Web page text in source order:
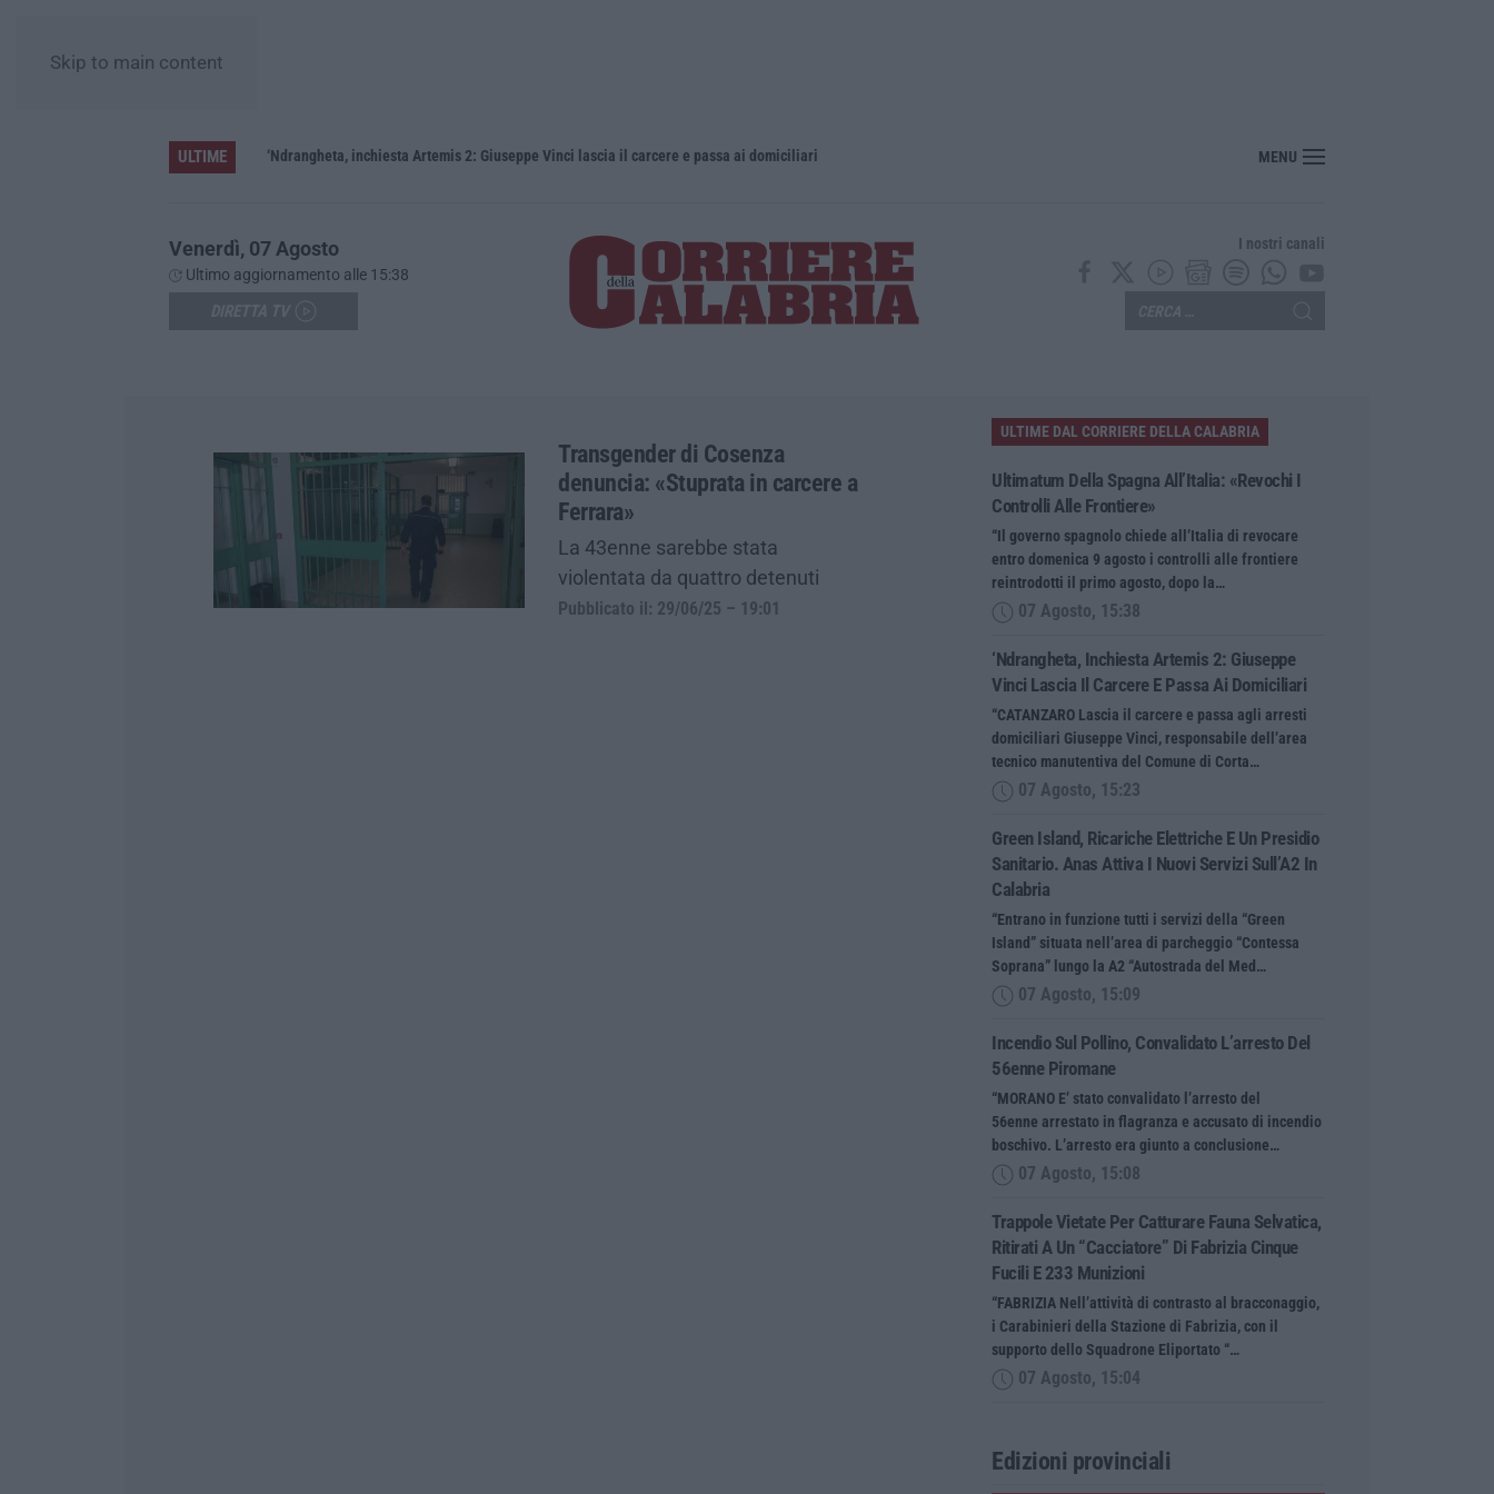
Skip to main content
ULTIME ‘Ndrangheta, inchiesta Artemis 2: Giuseppe Vinci lascia il carcere e passa ai domiciliari MENU
Venerdì, 07 Agosto
Ultimo aggiornamento alle 15:38
I nostri canali
Transgender di Cosenza
denuncia: «Stuprata in carcere a
Ferrara»
La 43enne sarebbe stata
violentata da quattro detenuti
Pubblicato il: 29/06/25 – 19:01
ULTIME DAL CORRIERE DELLA CALABRIA
Ultimatum Della Spagna All’Italia: «Revochi I
Controlli Alle Frontiere»
“Il governo spagnolo chiede all’Italia di revocare
entro domenica 9 agosto i controlli alle frontiere
reintrodotti il primo agosto, dopo la…
07 Agosto, 15:38
‘Ndrangheta, Inchiesta Artemis 2: Giuseppe
Vinci Lascia Il Carcere E Passa Ai Domiciliari
“CATANZARO Lascia il carcere e passa agli arresti
domiciliari Giuseppe Vinci, responsabile dell’area
tecnico manutentiva del Comune di Corta…
07 Agosto, 15:23
Green Island, Ricariche Elettriche E Un Presidio
Sanitario. Anas Attiva I Nuovi Servizi Sull’A2 In
Calabria
“Entrano in funzione tutti i servizi della “Green
Island” situata nell’area di parcheggio “Contessa
Soprana” lungo la A2 “Autostrada del Med…
07 Agosto, 15:09
Incendio Sul Pollino, Convalidato L’arresto Del
56enne Piromane
“MORANO E’ stato convalidato l’arresto del
56enne arrestato in flagranza e accusato di incendio
boschivo. L’arresto era giunto a conclusione…
07 Agosto, 15:08
Trappole Vietate Per Catturare Fauna Selvatica,
Ritirati A Un “cacciatore” Di Fabrizia Cinque
Fucili E 233 Munizioni
“FABRIZIA Nell’attività di contrasto al bracconaggio,
i Carabinieri della Stazione di Fabrizia, con il
supporto dello Squadrone Eliportato “…
07 Agosto, 15:04
Edizioni provinciali